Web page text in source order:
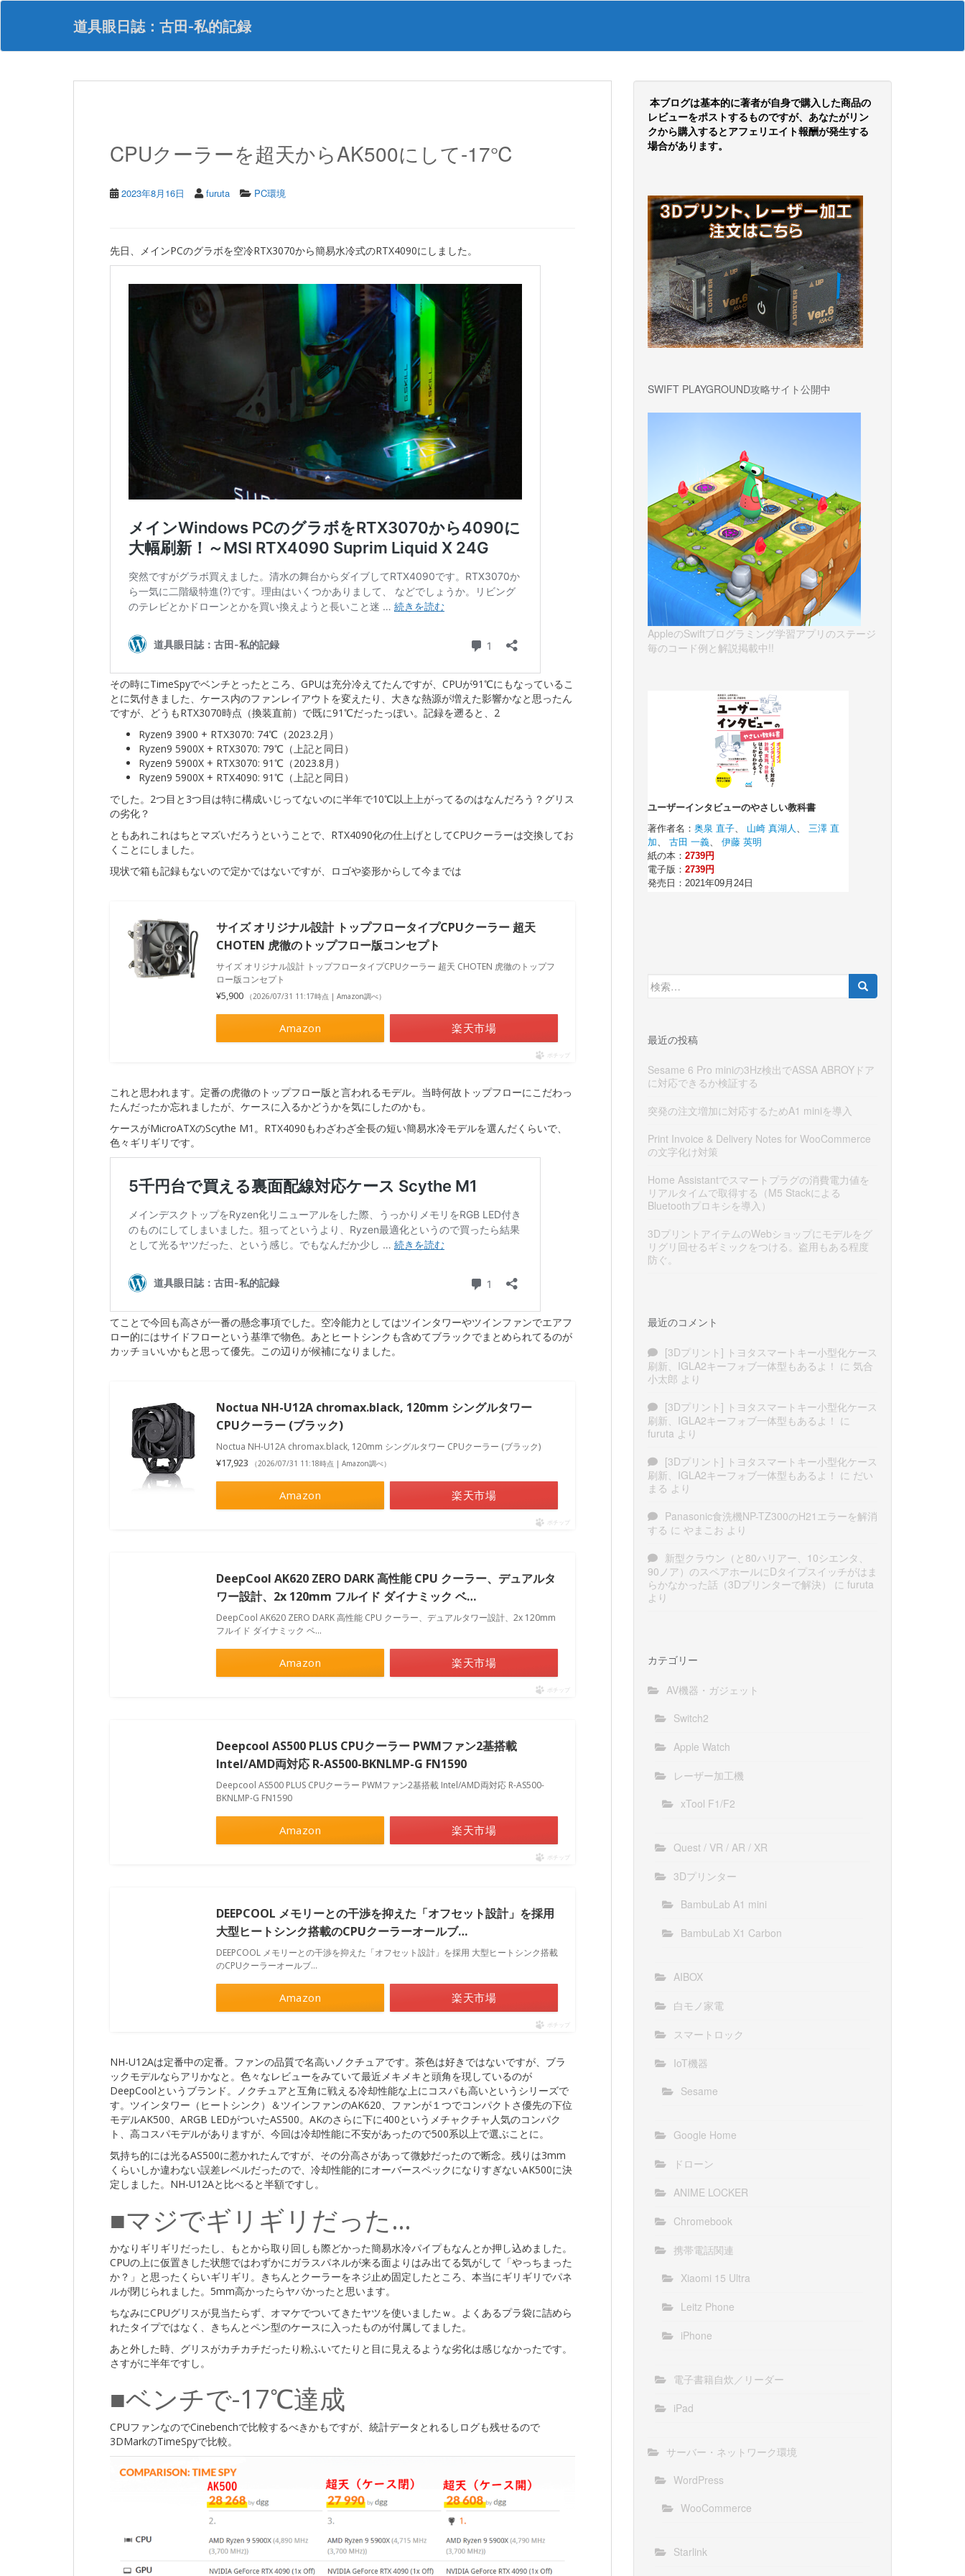
S
p
道具眼日誌：古田-私的記録
CPUクーラーを超天からAK500にして-17℃
2023年8月16日 furuta PC環境
先日、メインPCのグラボを空冷RTX3070から簡易水冷式のRTX4090にしました。
その時にTimeSpyでベンチとったところ、GPUは充分冷えてたんですが、CPUが91℃にもなっているこ
とに気付きました、ケース内のファンレイアウトを変えたり、大きな熱源が増えた影響かなと思ったん
ですが、どうもRTX3070時点（換装直前）で既に91℃だったっぽい。記録を遡ると、2
Ryzen9 3900 + RTX3070: 74℃（2023.2月）
Ryzen9 5900X + RTX3070: 79℃（上記と同日）
Ryzen9 5900X + RTX3070: 91℃（2023.8月）
Ryzen9 5900X + RTX4090: 91℃（上記と同日）
でした。2つ目と3つ目は特に構成いじってないのに半年で10℃以上上がってるのはなんだろう？グリス
の劣化？
ともあれこれはちとマズいだろうということで、RTX4090化の仕上げとしてCPUクーラーは交換してお
くことにしました。
現状で箱も記録もないので定かではないですが、ロゴや姿形からして今までは
サイズ オリジナル設計 トップフロータイプCPUクーラー 超天
CHOTEN 虎徹のトップフロー版コンセプト
サイズ オリジナル設計 トップフロータイプCPUクーラー 超天 CHOTEN 虎徹のトップフ
ロー版コンセプト
¥5,900 （2026/07/31 11:17時点 | Amazon調べ）
Amazon 楽天市場
ポチップ
これと思われます。定番の虎徹のトップフロー版と言われるモデル。当時何故トップフローにこだわっ
たんだったか忘れましたが、ケースに入るかどうかを気にしたのかも。
ケースがMicroATXのScythe M1。RTX4090もわざわざ全長の短い簡易水冷モデルを選んだくらいで、
色々ギリギリです。
てことで今回も高さが一番の懸念事項でした。空冷能力としてはツインタワーやツインファンでエアフ
ロー的にはサイドフローという基準で物色。あとヒートシンクも含めてブラックでまとめられてるのが
カッチョいいかもと思って優先。この辺りが候補になりました。
Noctua NH-U12A chromax.black, 120mm シングルタワー
CPUクーラー (ブラック)
Noctua NH-U12A chromax.black, 120mm シングルタワー CPUクーラー (ブラック)
¥17,923 （2026/07/31 11:18時点 | Amazon調べ）
Amazon 楽天市場
ポチップ
DeepCool AK620 ZERO DARK 高性能 CPU クーラー、デュアルタ
ワー設計、2x 120mm フルイド ダイナミック ベ…
DeepCool AK620 ZERO DARK 高性能 CPU クーラー、デュアルタワー設計、2x 120mm
フルイド ダイナミック ベ…
Amazon 楽天市場
ポチップ
Deepcool AS500 PLUS CPUクーラー PWMファン2基搭載
Intel/AMD両対応 R-AS500-BKNLMP-G FN1590
Deepcool AS500 PLUS CPUクーラー PWMファン2基搭載 Intel/AMD両対応 R-AS500-
BKNLMP-G FN1590
Amazon 楽天市場
ポチップ
DEEPCOOL メモリーとの干渉を抑えた「オフセット設計」を採用
大型ヒートシンク搭載のCPUクーラーオールブ…
DEEPCOOL メモリーとの干渉を抑えた「オフセット設計」を採用 大型ヒートシンク搭載
のCPUクーラーオールブ…
Amazon 楽天市場
ポチップ
NH-U12Aは定番中の定番。ファンの品質で名高いノクチュアです。茶色は好きではないですが、ブラ
ックモデルならアリかなと。色々なレビューをみていて最近メキメキと頭角を現しているのが
DeepCoolというブランド。ノクチュアと互角に戦える冷却性能な上にコスパも高いというシリーズで
す。ツインタワー（ヒートシンク）＆ツインファンのAK620、ファンが１つでコンパクトさ優先の下位
モデルAK500、ARGB LEDがついたAS500。AKのさらに下に400というメチャクチャ人気のコンパク
ト、高コスパモデルがありますが、今回は冷却性能に不安があったので500系以上で選ぶことに。
気持ち的には光るAS500に惹かれたんですが、その分高さがあって微妙だったので断念。残りは3mm
くらいしか違わない誤差レベルだったので、冷却性能的にオーバースペックになりすぎないAK500に決
定しました。NH-U12Aと比べると半額ですし。
■マジでギリギリだった…
かなりギリギリだったし、もとから取り回しも際どかった簡易水冷パイプもなんとか押し込めました。
CPUの上に仮置きした状態ではわずかにガラスパネルが来る面よりはみ出てる気がして「やっちまった
か？」と思ったくらいギリギリ。きちんとクーラーをネジ止め固定したところ、本当にギリギリでパネ
ルが閉じられました。5mm高かったらヤバかったと思います。
ちなみにCPUグリスが見当たらず、オマケでついてきたヤツを使いましたｗ。よくあるプラ袋に詰めら
れたタイプではなく、きちんとペン型のケースに入ったものが付属してました。
あと外した時、グリスがカチカチだったり粉ふいてたりと目に見えるような劣化は感じなかったです。
さすがに半年ですし。
■ベンチで-17℃達成
CPUファンなのでCinebenchで比較するべきかもですが、統計データとれるしログも残せるので
3DMarkのTimeSpyで比較。
本ブログは基本的に著者が自身で購入した商品の
レビューをポストするものですが、あなたがリン
クから購入するとアフェリエイト報酬が発生する
場合があります。
SWIFT PLAYGROUND攻略サイト公開中
AppleのSwiftプログラミング学習アプリのステージ
毎のコード例と解説掲載中!!
検
索:
最近の投稿
Sesame 6 Pro miniの3Hz検出でASSA ABROYドア
に対応できるか検証する
突発の注文増加に対応するためA1 miniを導入
Print Invoice & Delivery Notes for WooCommerce
の文字化け対策
Home Assistantでスマートプラグの消費電力値を
リアルタイムで取得する（M5 Stackによる
Bluetoothプロキシを導入）
3DプリントアイテムのWebショップにモデルをグ
リグリ回せるギミックをつける。盗用もある程度
防ぐ。
最近のコメント
[3Dプリント] トヨタスマートキー小型化ケース
刷新、IGLA2キーフォブ一体型もあるよ！ に 気合
小太郎 より
[3Dプリント] トヨタスマートキー小型化ケース
刷新、IGLA2キーフォブ一体型もあるよ！ に
furuta より
[3Dプリント] トヨタスマートキー小型化ケース
刷新、IGLA2キーフォブ一体型もあるよ！ に だい
まる より
Panasonic食洗機NP-TZ300のH21エラーを解消
する に やまこお より
新型クラウン（と80ハリアー、10シエンタ、
90ノア）のスペアホールにDタイプスイッチがはま
らかなかった話（3Dプリンターで解決）
に furuta
より
カテゴリー
AV機器・ガジェット
Switch2
Apple Watch
レーザー加工機
xTool F1/F2
Quest / VR / AR / XR
3Dプリンター
BambuLab A1 mini
BambuLab X1 Carbon
AIBOX
白モノ家電
スマートロック
IoT機器
Sesame
Google Home
ドローン
ANIME LOCKER
Chromebook
携帯電話関連
Xiaomi 15 Ultra
Leitz Phone
iPhone
電子書籍自炊／リーダー
iPad
サーバー・ネットワーク環境
WordPress
WooCommerce
Starlink